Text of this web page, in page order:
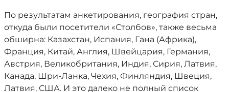
По результатам анкетирования, география стран,
откуда были посетители «Столбов», также весьма
обширна: Казахстан, Испания, Гана (Африка),
Франция, Китай, Англия, Швейцария, Германия,
Австрия, Великобритания, Индия, Сирия, Латвия,
Канада, Шри-Ланка, Чехия, Финляндия, Швеция,
Латвия, США. И это далеко не полный список